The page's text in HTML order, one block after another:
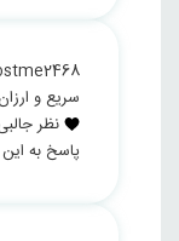
سریع و
نظر
پاسخ به این